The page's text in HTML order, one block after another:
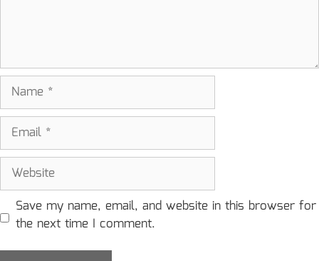
Name
Email
Website
Save my name, email, and website in this browser for
the next time I comment.